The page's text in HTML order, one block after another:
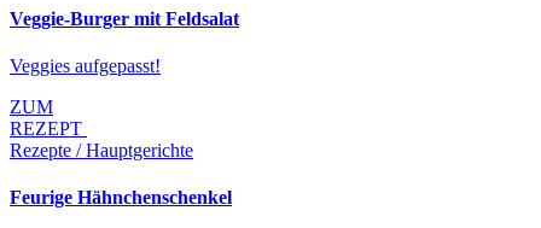
Veggie-Burger mit Feldsalat
Veggies aufgepasst!
ZUM
REZEPT
Rezepte / Hauptgerichte
Feurige Hähnchenschenkel